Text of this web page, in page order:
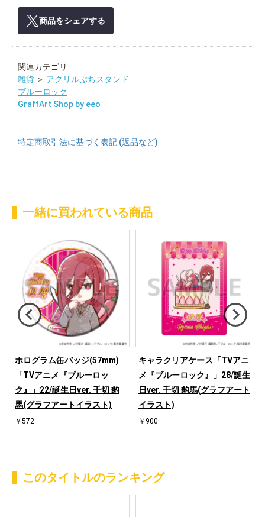
商品をシェアする
関連カテゴリ
雑貨 ＞ アクリルぷちスタンド
ブルーロック
GraffArt Shop by eeo
特定商取引法に基づく表記 (返品など)
一緒に買われている商品
ホログラム缶バッジ(57mm)
「TVアニメ『ブルーロッ
ク』」22/誕生日ver. 千切 豹
馬(グラフアートイラスト)
￥572
キャラクリアケース「TVアニ
メ『ブルーロック』」28/誕生
日ver. 千切 豹馬(グラフアート
イラスト)
￥900
このタイトルのランキング